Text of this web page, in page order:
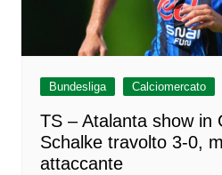
Bundesliga Calciomercato
TS – Atalanta show in
Schalke travolto 3-0,
attaccante